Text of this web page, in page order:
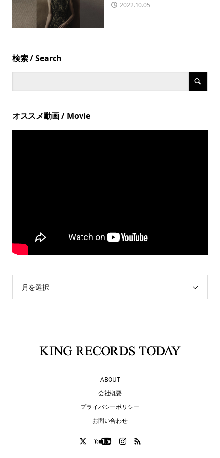
2022.10.05
検索 / Search
オススメ動画 / Movie
月を選択
ABOUT
会社概要
プライバシーポリシー
お問い合わせ